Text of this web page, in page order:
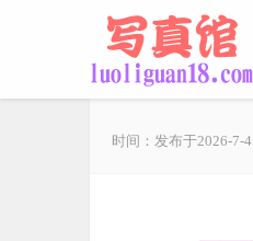
时间：发布于2026-7-4